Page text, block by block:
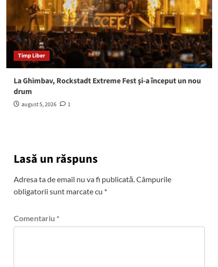
Timp Liber
La Ghimbav, Rockstadt Extreme Fest şi-a început un nou
drum
august 5, 2026 1
Lasă un răspuns
Adresa ta de email nu va fi publicată.Câmpurile
obligatorii sunt marcate cu *
Comentariu *